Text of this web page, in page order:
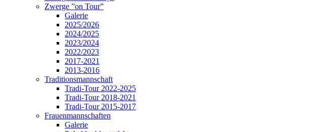
Zwerge ”on Tour”
Galerie
2025/2026
2024/2025
2023/2024
2022/2023
2017-2021
2013-2016
Traditionsmannschaft
Tradi-Tour 2022-2025
Tradi-Tour 2018-2021
Tradi-Tour 2015-2017
Frauenmannschaften
Galerie